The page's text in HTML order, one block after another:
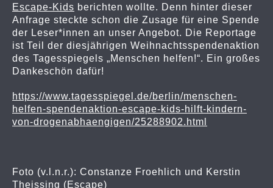
Escape-Kids berichten wollte. Denn hinter dieser
Anfrage steckte schon die Zusage für eine Spende
der Leser*innen an unser Angebot. Die Reportage
ist Teil der diesjährigen Weihnachtsspendenaktion
des Tagesspiegels „Menschen helfen!“. Ein großes
Dankeschön dafür!
https://www.tagesspiegel.de/berlin/menschen-
helfen-spendenaktion-escape-kids-hilft-kindern-
von-drogenabhaengigen/25288902.html
Foto (v.l.n.r.): Constanze Froehlich und Kerstin
Theissing (Escape)